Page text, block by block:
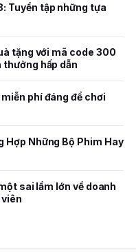
Tuyển tập những tựa
tặng với mã code 300
thưởng hấp dẫn
phí đáng để chơi
Hợp Những Bộ Phim Hay
sai lầm lớn về doanh